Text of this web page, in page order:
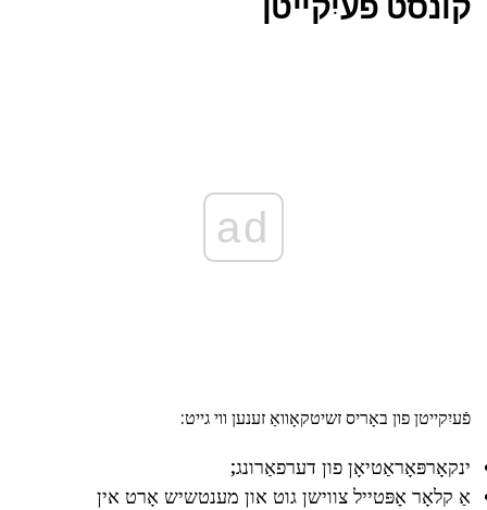
קונסט פֿעיִקייטן
ad
פֿעיִקייטן פון באָריס זשיטקאָוואַ זענען ווי גייט:
ינקאָרפּאָראַטיאָן פון דערפאַרונג;
אַ קלאָר אָפּטייל צווישן גוט און מענטשיש אָרט אין